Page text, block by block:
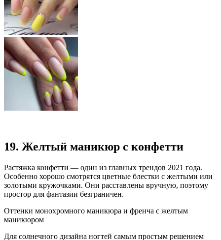
19. Желтый маникюр с конфетти
Растяжка конфетти — один из главных трендов 2021 года.
Особенно хорошо смотрятся цветные блестки с желтыми или
золотыми кружочками. Они расставлены вручную, поэтому
простор для фантазии безграничен.
Оттенки монохромного маникюра и френча с желтым
маникюром
Для солнечного дизайна ногтей самым простым решением